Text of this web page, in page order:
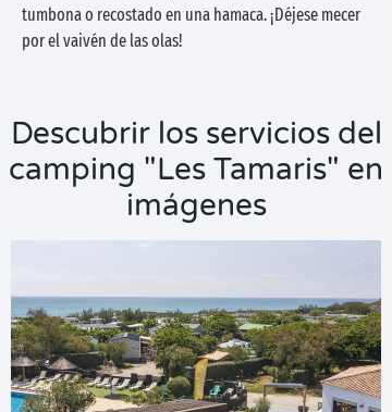
tumbona o recostado en una hamaca. ¡Déjese mecer
por el vaivén de las olas!
Descubrir los servicios del
camping "Les Tamaris" en
imágenes